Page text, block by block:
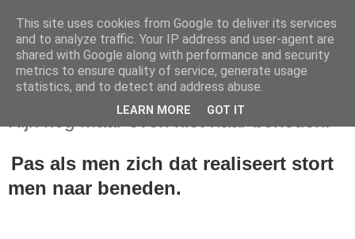
zondag 17 juli 2022
Kijk nog maar even niet naar beneden!
Pas als men zich dat realiseert stort
men naar beneden.
This site uses cookies from Google to deliver its services
and to analyze traffic. Your IP address and user-agent are
shared with Google along with performance and security
metrics to ensure quality of service, generate usage
statistics, and to detect and address abuse.
LEARN MORE GOT IT